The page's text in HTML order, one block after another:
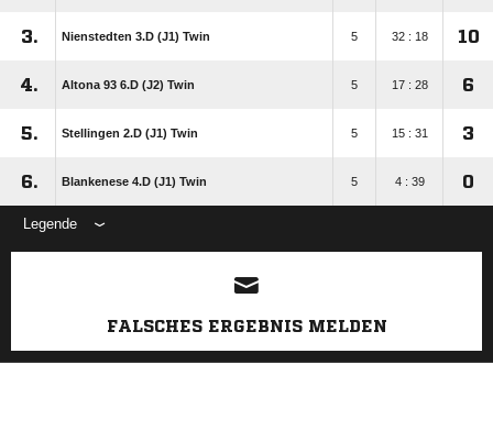
3. Nienstedten 3.D (J1) Twin 5 32 : 18 10
4. Altona 93 6.D (J2) Twin 5 17 : 28 6
5. Stellingen 2.D (J1) Twin 5 15 : 31 3
6. Blankenese 4.D (J1) Twin 5 4 : 39 0
Legende
ANZEIGE
FALSCHES ERGEBNIS MELDEN